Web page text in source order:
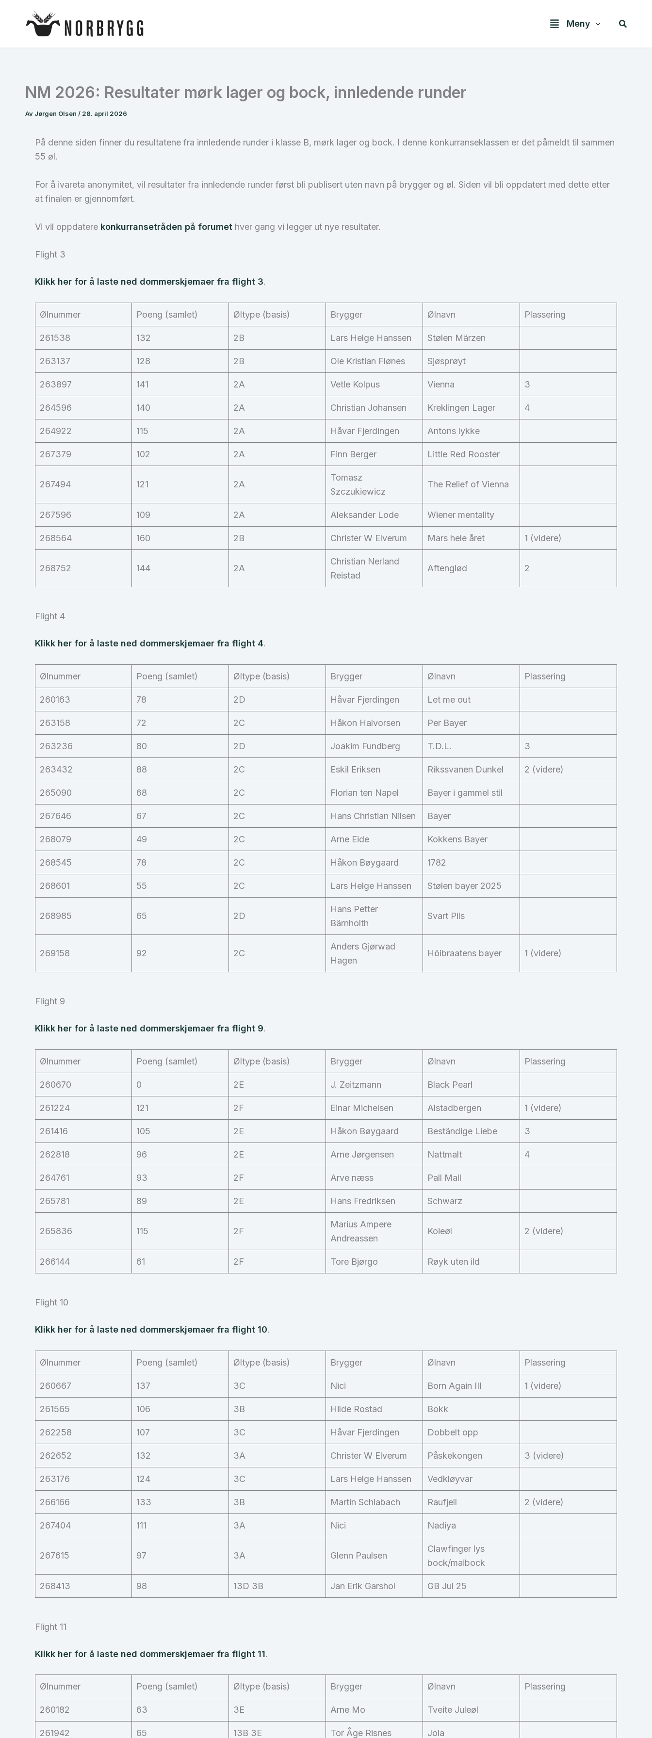
Meny Søk
NM 2026: Resultater mørk lager og bock, innledende runder
Av Jørgen Olsen / 28. april 2026
På denne siden finner du resultatene fra innledende runder i klasse B, mørk lager og bock. I denne konkurranseklassen er det påmeldt til sammen
55 øl.
For å ivareta anonymitet, vil resultater fra innledende runder først bli publisert uten navn på brygger og øl. Siden vil bli oppdatert med dette etter
at finalen er gjennomført.
Vi vil oppdatere konkurransetråden på forumet hver gang vi legger ut nye resultater.
Flight 3
Klikk her for å laste ned dommerskjemaer fra flight 3.
Ølnummer Poeng (samlet) Øltype (basis) Brygger Ølnavn Plassering
261538 132 2B Lars Helge Hanssen Stølen Märzen
263137 128 2B Ole Kristian Flønes Sjøsprøyt
263897 141 2A Vetle Kolpus Vienna 3
264596 140 2A Christian Johansen Kreklingen Lager 4
264922 115 2A Håvar Fjerdingen Antons lykke
267379 102 2A Finn Berger Little Red Rooster
267494 121 2A
Tomasz
Szczukiewicz
The Relief of Vienna
267596 109 2A Aleksander Lode Wiener mentality
268564 160 2B Christer W Elverum Mars hele året 1 (videre)
268752 144 2A
Christian Nerland
Reistad
Aftenglød 2
Flight 4
Klikk her for å laste ned dommerskjemaer fra flight 4.
Ølnummer Poeng (samlet) Øltype (basis) Brygger Ølnavn Plassering
260163 78 2D Håvar Fjerdingen Let me out
263158 72 2C Håkon Halvorsen Per Bayer
263236 80 2D Joakim Fundberg T.D.L. 3
263432 88 2C Eskil Eriksen Rikssvanen Dunkel 2 (videre)
265090 68 2C Florian ten Napel Bayer i gammel stil
267646 67 2C Hans Christian Nilsen Bayer
268079 49 2C Arne Eide Kokkens Bayer
268545 78 2C Håkon Bøygaard 1782
268601 55 2C Lars Helge Hanssen Stølen bayer 2025
268985 65 2D
Hans Petter
Bärnholth
Svart Pils
269158 92 2C
Anders Gjørwad
Hagen
Höibraatens bayer 1 (videre)
Flight 9
Klikk her for å laste ned dommerskjemaer fra flight 9.
Ølnummer Poeng (samlet) Øltype (basis) Brygger Ølnavn Plassering
260670 0 2E J. Zeitzmann Black Pearl
261224 121 2F Einar Michelsen Alstadbergen 1 (videre)
261416 105 2E Håkon Bøygaard Beständige Liebe 3
262818 96 2E Arne Jørgensen Nattmalt 4
264761 93 2F Arve næss Pall Mall
265781 89 2E Hans Fredriksen Schwarz
265836 115 2F
Marius Ampere
Andreassen
Koieøl 2 (videre)
266144 61 2F Tore Bjørgo Røyk uten ild
Flight 10
Klikk her for å laste ned dommerskjemaer fra flight 10.
Ølnummer Poeng (samlet) Øltype (basis) Brygger Ølnavn Plassering
260667 137 3C Nici Born Again III 1 (videre)
261565 106 3B Hilde Rostad Bokk
262258 107 3C Håvar Fjerdingen Dobbelt opp
262652 132 3A Christer W Elverum Påskekongen 3 (videre)
263176 124 3C Lars Helge Hanssen Vedkløyvar
266166 133 3B Martin Schlabach Raufjell 2 (videre)
267404 111 3A Nici Nadiya
267615 97 3A Glenn Paulsen
Clawfinger lys
bock/maibock
268413 98 13D 3B Jan Erik Garshol GB Jul 25
Flight 11
Klikk her for å laste ned dommerskjemaer fra flight 11.
Ølnummer Poeng (samlet) Øltype (basis) Brygger Ølnavn Plassering
260182 63 3E Arne Mo Tveite Juleøl
261942 65 13B 3E Tor Åge Risnes Jola